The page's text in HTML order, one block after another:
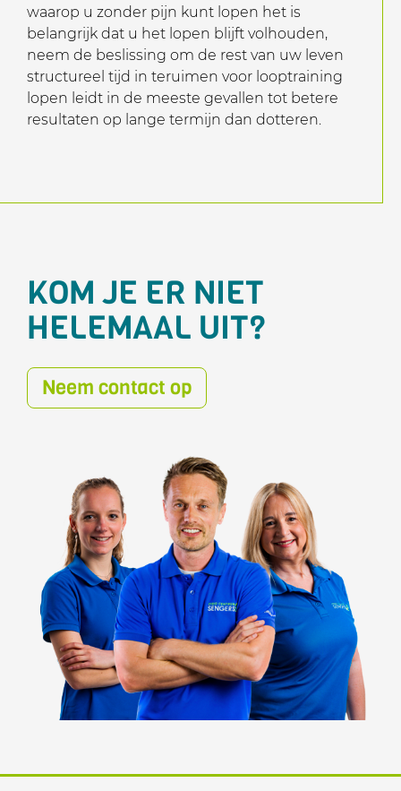
waarop u zonder pijn kunt lopen het is
belangrijk dat u het lopen blijft volhouden,
neem de beslissing om de rest van uw leven
structureel tijd in teruimen voor looptraining
lopen leidt in de meeste gevallen tot betere
resultaten op lange termijn dan dotteren.
KOM JE ER NIET
HELEMAAL UIT?
Neem contact op